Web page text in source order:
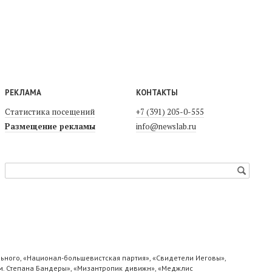
РЕКЛАМА
Статистика посещений
Размещение рекламы
КОНТАКТЫ
+7 (391) 205-0-555
info@newslab.ru
«Национал-большевистская партия», «Свидетели Иеговы»,
Степана Бандеры», «Мизантропик дивижн», «Меджлис